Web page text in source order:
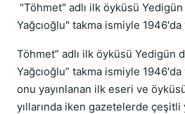
"Töhmet" adlı ilk öyküsü
Yağcıoğlu" takma ismiyle 1946'da
Töhmet” adlı ilk öyküsü Yedigün
Yağcıoğlu” takma ismiyle
onu yayınlanan ilk eseri ve
yıllarında iken gazetelerde çeşitli